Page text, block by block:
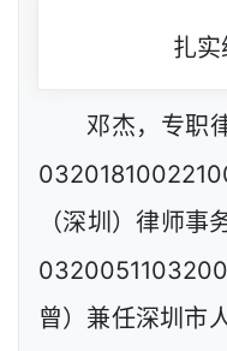
扎
邓杰，专职
（深圳）律师
曾）兼任深圳市